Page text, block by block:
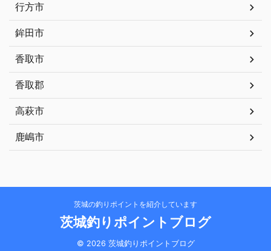
行方市
鉾田市
香取市
香取郡
高萩市
鹿嶋市
茨城の釣りポイントを紹介しています
茨城釣りポイントブログ
© 2026 茨城釣りポイントブログ